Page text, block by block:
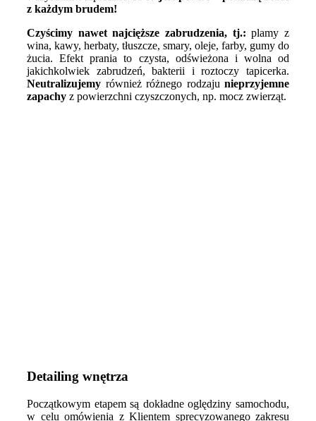
z każdym brudem!
Czyścimy nawet najcięższe zabrudzenia, tj.: plamy z
wina, kawy, herbaty, tłuszcze, smary, oleje, farby, gumy do
żucia. Efekt prania to czysta, odświeżona i wolna od
jakichkolwiek zabrudzeń, bakterii i roztoczy tapicerka.
Neutralizujemy również różnego rodzaju nieprzyjemne
zapachy z powierzchni czyszczonych, np. mocz zwierząt.
Detailing wnętrza
Początkowym etapem są dokładne oględziny samochodu,
w celu omówienia z Klientem sprecyzowanego zakresu